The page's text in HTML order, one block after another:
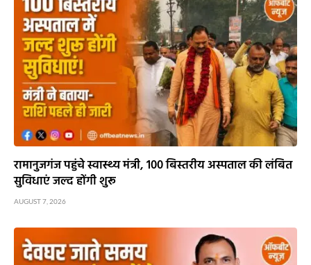
रामानुजगंज पहुंचे स्वास्थ्य मंत्री, 100 बिस्तरीय अस्पताल की लंबित
सुविधाएं जल्द होंगी शुरू
AUGUST 7, 2026